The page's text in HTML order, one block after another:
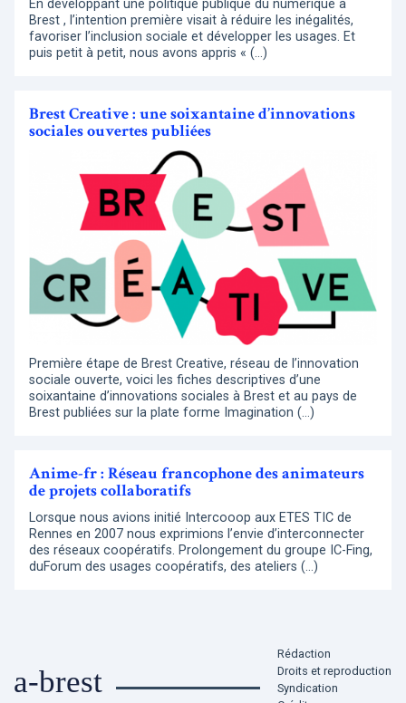
En développant une politique publique du numérique à
Brest , l’intention première visait à réduire les inégalités,
favoriser l’inclusion sociale et développer les usages. Et
puis petit à petit, nous avons appris « (…)
Brest Creative : une soixantaine d’innovations
sociales ouvertes publiées
Première étape de Brest Creative, réseau de l’innovation
sociale ouverte, voici les fiches descriptives d’une
soixantaine d’innovations sociales à Brest et au pays de
Brest publiées sur la plate forme Imagination (…)
Anime-fr : Réseau francophone des animateurs
de projets collaboratifs
Lorsque nous avions initié Intercooop aux ETES TIC de
Rennes en 2007 nous exprimions l’envie d’interconnecter
des réseaux coopératifs. Prolongement du groupe IC-Fing,
duForum des usages coopératifs, des ateliers (…)
a-brest
Rédaction
Droits et reproduction
Syndication